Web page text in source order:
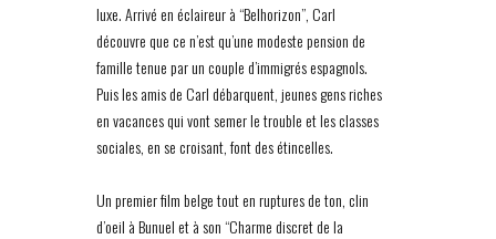
luxe. Arrivé en éclaireur à “Belhorizon”, Carl
découvre que ce n’est qu’une modeste pension de
famille tenue par un couple d’immigrés espagnols.
Puis les amis de Carl débarquent, jeunes gens riches
en vacances qui vont semer le trouble et les classes
sociales, en se croisant, font des étincelles.
Un premier film belge tout en ruptures de ton, clin
d’oeil à Bunuel et à son “Charme discret de la